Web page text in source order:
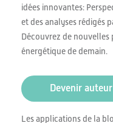
idées innovantes:
et des analyses rédigés
Découvrez de
énergétique de demain.
Devenir auteur
Les applications de la